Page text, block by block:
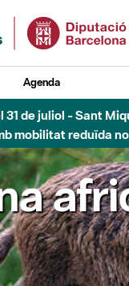
Agenda
31 de juliol - Sant
mobilitat reduïda